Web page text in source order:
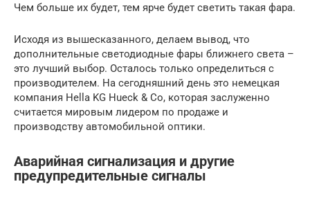
Чем больше их будет, тем ярче будет светить такая фара.
Исходя из вышесказанного, делаем вывод, что
дополнительные светодиодные фары ближнего света –
это лучший выбор. Осталось только определиться с
производителем. На сегодняшний день это немецкая
компания Hella KG Hueck & Co, которая заслуженно
считается мировым лидером по продаже и
производству автомобильной оптики.
Аварийная сигнализация и другие
предупредительные сигналы